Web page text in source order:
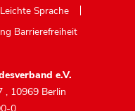
Sprache
Barrierefreiheit
e.V.
, 10969 Berlin
0